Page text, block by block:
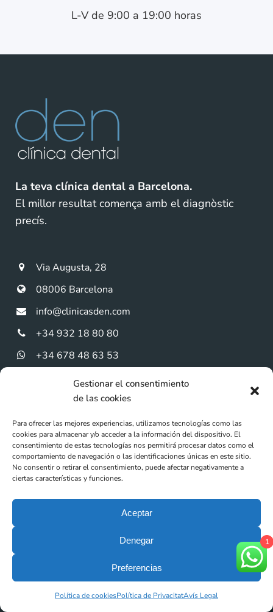
Gestionar el consentimiento
de las cookies
Para ofrecer las mejores experiencias, utilizamos tecnologías como las
cookies para almacenar y/o acceder a la información del dispositivo. El
consentimiento de estas tecnologías nos permitirá procesar datos como el
comportamiento de navegación o las identificaciones únicas en este sitio.
No consentir o retirar el consentimiento, puede afectar negativamente a
ciertas características y funciones.
Aceptar
Denegar
Preferencias
Política de cookiesPolítica de PrivacitatAvís Legal
L-V de 9:00 a 19:00 horas
La teva clínica dental a Barcelona.
El millor resultat comença amb el diagnòstic
precís.
Via Augusta, 28
08006 Barcelona
info@clinicasden.com
+34 932 18 80 80
+34 678 48 63 53
1